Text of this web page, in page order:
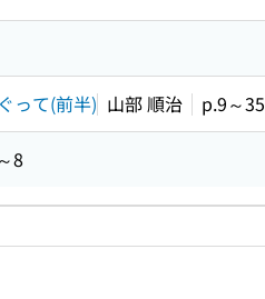
って(前半) 山部 順治 p.9～35
8